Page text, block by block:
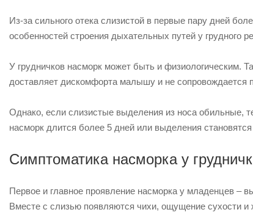
Из-за сильного отека слизистой в первые пару дней
особенностей строения дыхательных путей у грудного
У грудничков насморк может быть и физиологическим.
доставляет дискомфорта малышу и не сопровождается
Однако, если слизистые выделения из носа обильные,
насморк длится более 5 дней или выделения
Симптоматика насморка у
Первое и главное проявление насморка у младенцев –
Вместе с слизью появляются чихи, ощущение сухости и